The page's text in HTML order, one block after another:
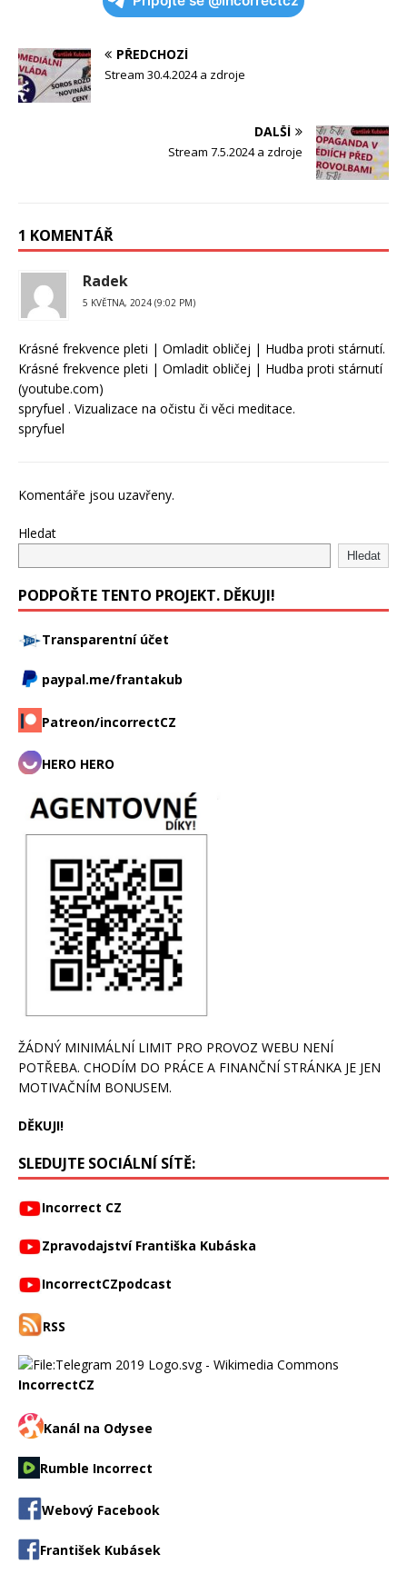
PŘEDCHOZÍ
Stream 30.4.2024 a zdroje
DALŠÍ
Stream 7.5.2024 a zdroje
1 KOMENTÁŘ
Radek
5 KVĚTNA, 2024 (9:02 PM)
Krásné frekvence pleti | Omladit obličej | Hudba proti stárnutí.
Krásné frekvence pleti | Omladit obličej | Hudba proti stárnutí
(youtube.com)
spryfuel . Vizualizace na očistu či věci meditace.
spryfuel
Komentáře jsou uzavřeny.
Hledat
Hledat
PODPOŘTE TENTO PROJEKT. DĚKUJI!
Transparentní účet
paypal.me/frantakub
Patreon/incorrectCZ
HERO HERO
ŽÁDNÝ MINIMÁLNÍ LIMIT PRO PROVOZ WEBU NENÍ
POTŘEBA. CHODÍM DO PRÁCE A FINANČNÍ STRÁNKA JE JEN
MOTIVAČNÍM BONUSEM.
DĚKUJI!
SLEDUJTE SOCIÁLNÍ SÍTĚ:
Incorrect CZ
Zpravodajství Františka Kubáska
IncorrectCZpodcast
RSS
IncorrectCZ
Kanál na Odysee
Rumble Incorrect
Webový Facebook
František Kubásek